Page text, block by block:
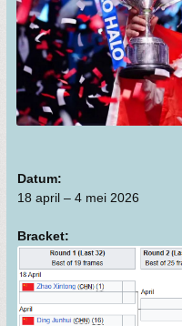
Datum:
18 april – 4 mei 2026
Bracket: